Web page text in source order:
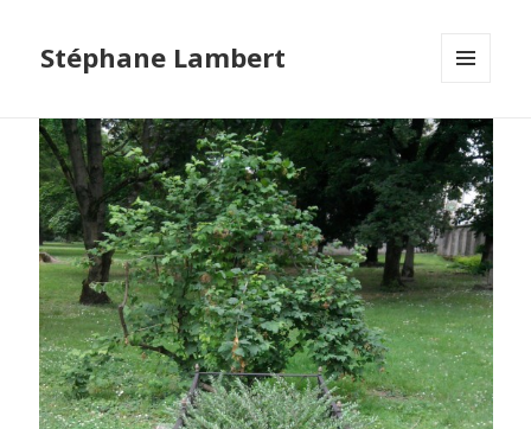
Stéphane Lambert
WIDGETS